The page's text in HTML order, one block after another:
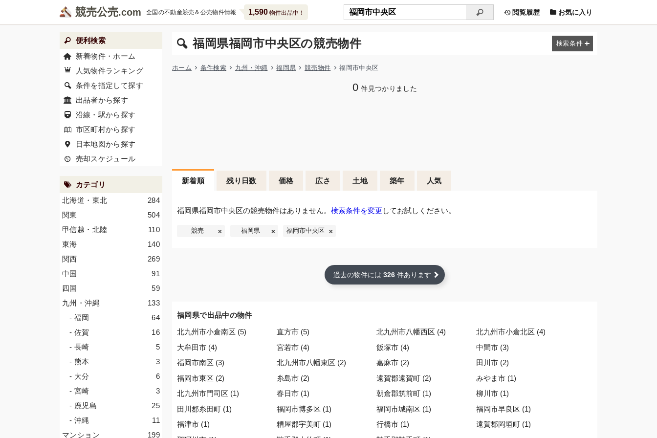
競売公売 全国の不動産競売＆公売物件情報 1,590物件出品中！ 閲覧履歴 お気に入り
福岡県福岡市中央区の競売物件
ホーム 条件検索 九州・沖縄 福岡県 競売物件 福岡市中央区
0 件見つかりました
新着順 残り日数 価格 広さ 土地 築年 人気
福岡県福岡市中央区の競売物件はありません。 検索条件を変更 してお試しください。
競売 福岡県 福岡市中央区
過去の物件には 326 件あります
福岡県で出品中の物件
北九州市小倉南区 (5) 直方市 (5) 北九州市八幡西区 (4)
北九州市小倉北区 (4)
大牟田市 (4)
宮若市 (4) 飯塚市 (4)
中間市 (3)
福岡市南区 (3)
北九州市八幡東区 (2) 嘉麻市 (2)
田川市 (2)
福岡市東区 (2)
糸島市 (2) 遠賀郡遠賀町 (2)
みやま市 (1)
北九州市門司区 (1)
春日市 (1) 朝倉郡筑前町 (1)
柳川市 (1)
田川郡糸田町 (1)
福岡市博多区 (1) 福岡市城南区 (1)
福岡市早良区 (1)
福津市 (1)
糟屋郡宇美町 (1) 行橋市 (1)
遠賀郡岡垣町 (1)
便利検索
新着物件・ホーム
人気物件ランキング
条件を指定して探す
出品者から探す
沿線・駅から探す
市区町村から探す
日本地図から探す
売却スケジュール
カテゴリ
284
北海道・東北
504
関東
110
甲信越・北陸
140
東海
269
関西
91
中国
59
四国
133
九州・沖縄
64
- 福岡
16
- 佐賀
5
- 長崎
3
- 熊本
6
- 大分
3
- 宮崎
25
- 鹿児島
11
- 沖縄
199
マンション